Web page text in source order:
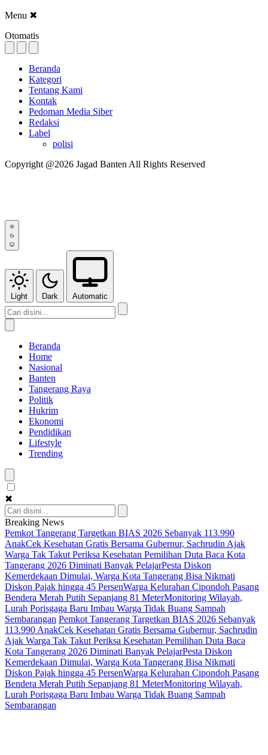
Menu ✖
Otomatis
Beranda
Kategori
Tentang Kami
Kontak
Pedoman Media Siber
Redaksi
Label
polisi
Copyright @2026 Jagad Banten All Rights Reserved
Light Dark Automatic
Beranda
Home
Nasional
Banten
Tangerang Raya
Politik
Hukrim
Ekonomi
Pendidikan
Lifestyle
Trending
✖
Breaking News
Pemkot Tangerang Targetkan BIAS 2026 Sebanyak 113.990
AnakCek Kesehatan Gratis Bersama Gubernur, Sachrudin Ajak
Warga Tak Takut Periksa Kesehatan Pemilihan Duta Baca Kota
Tangerang 2026 Diminati Banyak PelajarPesta Diskon
Kemerdekaan Dimulai, Warga Kota Tangerang Bisa Nikmati
Diskon Pajak hingga 45 PersenWarga Kelurahan Cipondoh Pasang
Bendera Merah Putih Sepanjang 81 MeterMonitoring Wilayah,
Lurah Porisgaga Baru Imbau Warga Tidak Buang Sampah
Sembarangan Pemkot Tangerang Targetkan BIAS 2026 Sebanyak
113.990 AnakCek Kesehatan Gratis Bersama Gubernur, Sachrudin
Ajak Warga Tak Takut Periksa Kesehatan Pemilihan Duta Baca
Kota Tangerang 2026 Diminati Banyak PelajarPesta Diskon
Kemerdekaan Dimulai, Warga Kota Tangerang Bisa Nikmati
Diskon Pajak hingga 45 PersenWarga Kelurahan Cipondoh Pasang
Bendera Merah Putih Sepanjang 81 MeterMonitoring Wilayah,
Lurah Porisgaga Baru Imbau Warga Tidak Buang Sampah
Sembarangan